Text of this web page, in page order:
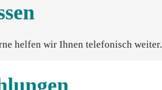
helfen wir Ihnen telefonisch weiter.